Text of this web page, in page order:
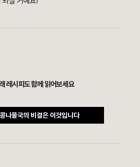
레시피도 함께 읽어보세요
나물국의 비결은 이것입니다